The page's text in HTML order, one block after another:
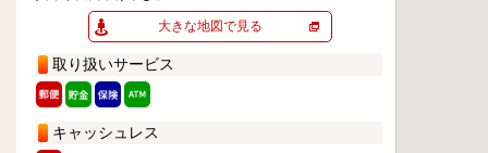
大きな地図で見る
取り扱いサービス
キャッシュレス